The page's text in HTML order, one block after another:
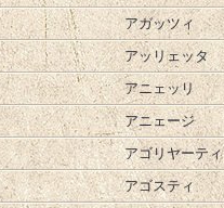
アガッツィ
アッリェッタ
アニェッリ
アニェージ
アゴリヤーティ
アゴスティ